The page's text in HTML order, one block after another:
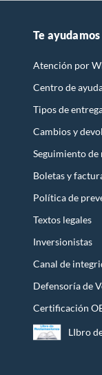
Te ayudamos
Atención por
Centro de
Tipos de
Cambios y
Seguimiento de
Boletas y
Política de
Textos legales
Inversionistas
Canal de
Defensoría de
Certificación
LIbro